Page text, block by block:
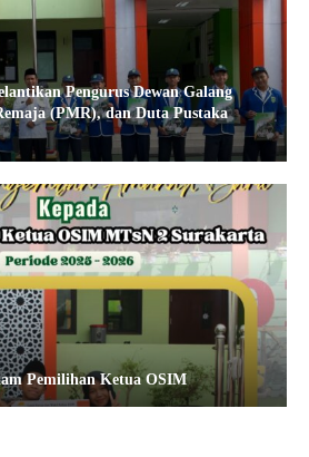
Pengurus Dewan Galang
(PMR), dan Duta Pustaka
Pemilihan Ketua OSIM